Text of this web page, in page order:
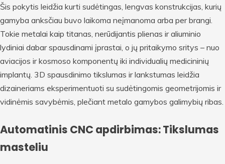
Šis pokytis leidžia kurti sudėtingas, lengvas konstrukcijas, kurių
gamyba anksčiau buvo laikoma neįmanoma arba per brangi.
Tokie metalai kaip titanas, nerūdijantis plienas ir aliuminio
lydiniai dabar spausdinami įprastai, o jų pritaikymo sritys – nuo
aviacijos ir kosmoso komponentų iki individualių medicininių
implantų. 3D spausdinimo tikslumas ir lankstumas leidžia
dizaineriams eksperimentuoti su sudėtingomis geometrijomis ir
vidinėmis savybėmis, plečiant metalo gamybos galimybių ribas.
Automatinis CNC apdirbimas: Tikslumas
masteliu